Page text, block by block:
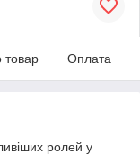
товар Оплата
ролей у